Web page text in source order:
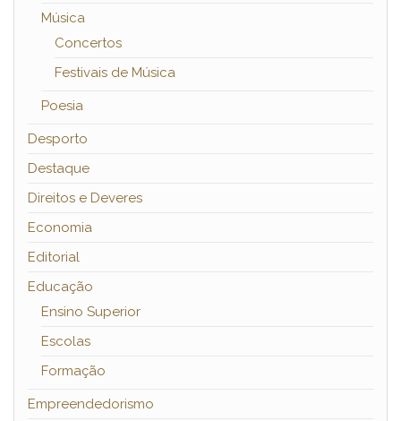
Música
Concertos
Festivais de Música
Poesia
Desporto
Destaque
Direitos e Deveres
Economia
Editorial
Educação
Ensino Superior
Escolas
Formação
Empreendedorismo